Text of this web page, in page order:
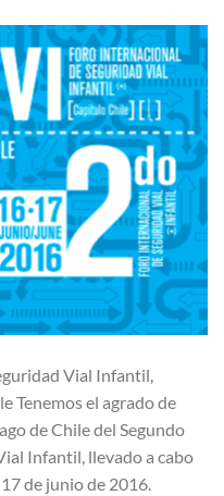
Vial Infantil,
Tenemos el agrado de
de Chile del Segundo
Infantil, llevado a cabo
de junio de 2016.